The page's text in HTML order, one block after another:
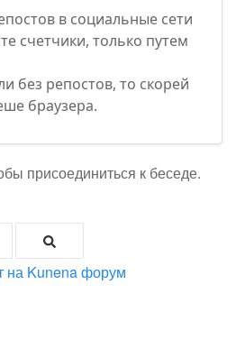
в социальные сети
счетчики, только путем
без репостов, то скорей
браузера.
присоединиться к беседе.
на Kunena форум